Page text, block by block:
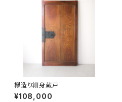
欅造り細身蔵戸
¥108,000